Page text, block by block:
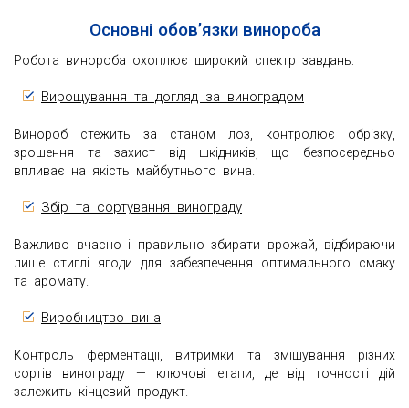
Основні обов’язки винороба
Робота винороба охоплює широкий спектр завдань:
Вирощування та догляд за виноградом
Винороб стежить за станом лоз, контролює обрізку,
зрошення та захист від шкідників, що безпосередньо
впливає на якість майбутнього вина.
Збір та сортування винограду
Важливо вчасно і правильно збирати врожай, відбираючи
лише стиглі ягоди для забезпечення оптимального смаку
та аромату.
Виробництво вина
Контроль ферментації, витримки та змішування різних
сортів винограду — ключові етапи, де від точності дій
залежить кінцевий продукт.